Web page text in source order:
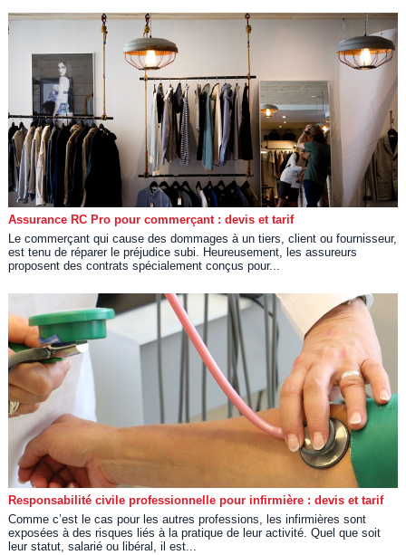
Assurance RC Pro pour commerçant : devis et tarif
Le commerçant qui cause des dommages à un tiers, client ou fournisseur,
est tenu de réparer le préjudice subi. Heureusement, les assureurs
proposent des contrats spécialement conçus pour...
Responsabilité civile professionnelle pour infirmière : devis et tarif
Comme c’est le cas pour les autres professions, les infirmières sont
exposées à des risques liés à la pratique de leur activité. Quel que soit
leur statut, salarié ou libéral, il est...